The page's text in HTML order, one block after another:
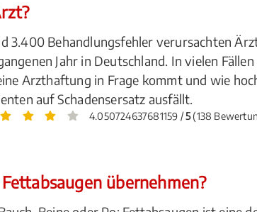
3.400 Behandlungsfehler verursachten
Jahr in Deutschland. In vielen
Arzthaftung in Frage kommt und wie
auf Schadensersatz ausfällt.
4.050724637681159 /5(138
übernehmen?